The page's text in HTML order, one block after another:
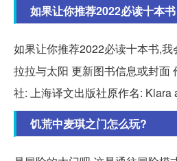
如果让你推荐2022必读十本
如果让你推荐2022必读十本书,
拉拉与太阳 更新图书信息或封面
社: 上海译文出版社原作名: Klara
饥荒中麦琪之门怎么玩?